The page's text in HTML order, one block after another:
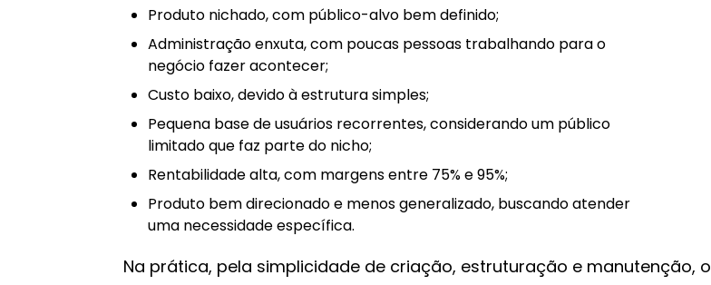
Produto nichado, com público-alvo bem definido;
Administração enxuta, com poucas pessoas trabalhando para o
negócio fazer acontecer;
Custo baixo, devido à estrutura simples;
Pequena base de usuários recorrentes, considerando um público
limitado que faz parte do nicho;
Rentabilidade alta, com margens entre 75% e 95%;
Produto bem direcionado e menos generalizado, buscando atender
uma necessidade específica.
Na prática, pela simplicidade de criação, estruturação e manutenção, o